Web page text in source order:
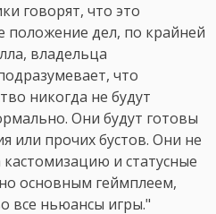
говорят, что это
дел, по крайней
владельца
что
никогда не будут
Они будут готовы
или прочих бустов. Они не
и статусные
основным геймплеем,
все ньюансы игры."